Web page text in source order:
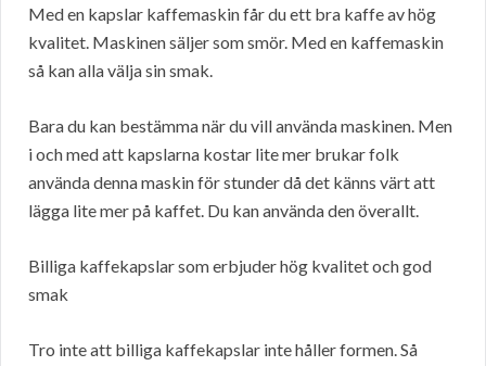
Med en kapslar kaffemaskin får du ett bra kaffe av hög
kvalitet. Maskinen säljer som smör. Med en kaffemaskin
så kan alla välja sin smak.
Bara du kan bestämma när du vill använda maskinen. Men
i och med att kapslarna kostar lite mer brukar folk
använda denna maskin för stunder då det känns värt att
lägga lite mer på kaffet. Du kan använda den överallt.
Billiga kaffekapslar som erbjuder hög kvalitet och god
smak
Tro inte att billiga kaffekapslar inte håller formen. Så